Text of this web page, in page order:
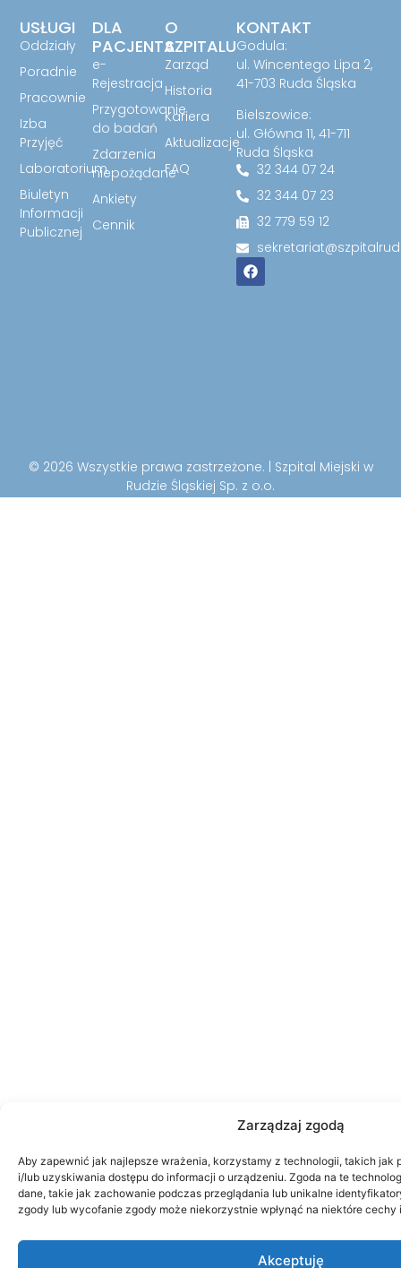
Zarządzaj zgodą
Aby zapewnić jak najlepsze wrażenia, korzystamy z technologii, takich jak
i/lub uzyskiwania dostępu do informacji o urządzeniu. Zgoda na te
dane, takie jak zachowanie podczas przeglądania lub unikalne
zgody lub wycofanie zgody może niekorzystnie wpłynąć na niektóre cechy
Akceptuję
O
SZPITALU
Zarząd
Historia
Kariera
Aktualizacje
FAQ
DLA
PACJENTA
e-
Rejestracja
Przygotowanie
do badań
Zdarzenia
niepożądane
Ankiety
Cennik
USŁUGI
Oddziały
Poradnie
Pracownie
Izba
Przyjęć
Laboratorium
Biuletyn
Informacji
Publicznej
KONTAKT
Godula:
ul. Wincentego Lipa 2,
41-703 Ruda Śląska
Bielszowice:
ul. Główna 11, 41-711
Ruda Śląska
32 344 07 24
32 344 07 23
32 779 59 12
© 2026 Wszystkie prawa zastrzeżone. | Szpital Miejski w
Rudzie Śląskiej Sp. z o.o.